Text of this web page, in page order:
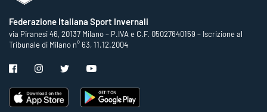
Federazione Italiana Sport Invernali
via Piranesi 46, 20137 Milano – P.IVA e C.F. 05027640159 – Iscrizione al
Tribunale di Milano n° 63, 11.12.2004